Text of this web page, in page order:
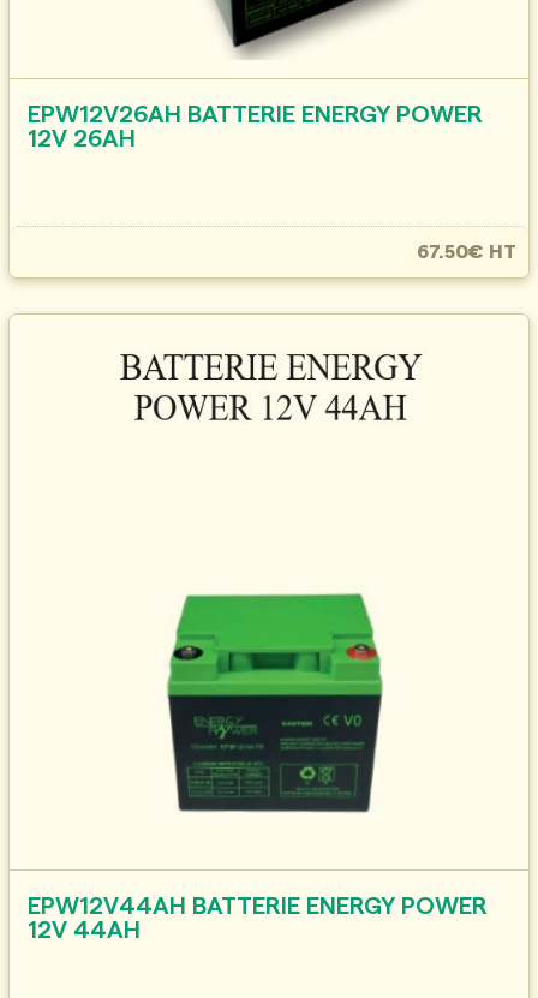
EPW12V26AH BATTERIE ENERGY POWER
12V 26AH
67.50€ HT
EPW12V44AH BATTERIE ENERGY POWER
12V 44AH